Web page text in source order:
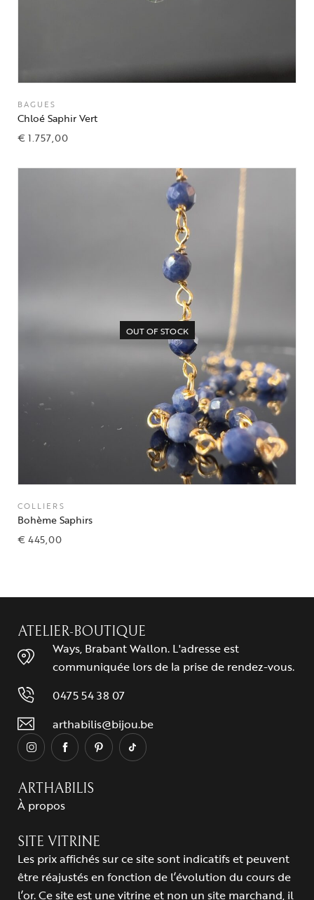
BAGUES
Chloé Saphir Vert
€1.757,00
OUT OF STOCK
COLLIERS
Bohème Saphirs
€445,00
ATELIER-BOUTIQUE
Ways, Brabant Wallon. L'adresse est
communiquée lors de la prise de rendez-vous.
0475 54 38 07
arthabilis@bijou.be
ARTHABILIS
À propos
SITE VITRINE
Les prix affichés sur ce site sont indicatifs et peuvent
être réajustés en fonction de l’évolution du cours de
l’or. Ce site est une vitrine et non un site marchand, il